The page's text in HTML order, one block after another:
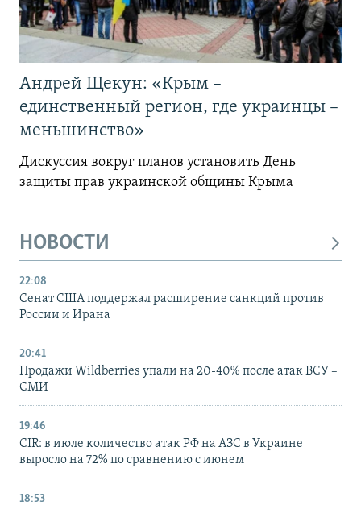
Андрей Щекун: «Крым –
единственный регион, где украинцы –
меньшинство»
Дискуссия вокруг планов установить День
защиты прав украинской общины Крыма
НОВОСТИ
22:08
Сенат США поддержал расширение санкций против
России и Ирана
20:41
Продажи Wildberries упали на 20-40% после атак ВСУ –
СМИ
19:46
CIR: в июле количество атак РФ на АЗС в Украине
выросло на 72% по сравнению с июнем
18:53